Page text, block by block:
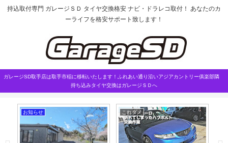
持込取付専門 ガレージＳＤ タイヤ交換格安 ナビ・ドラレコ取付！ あなたのカ
ーライフを格安サポート致します！
ガレージSD取手店は取手市稲に移転いたします！ふれあい通り沿いアジアカントリー俱楽部隣
持ち込みタイヤ交換はガレージＳＤへ
お知らせ これダメ